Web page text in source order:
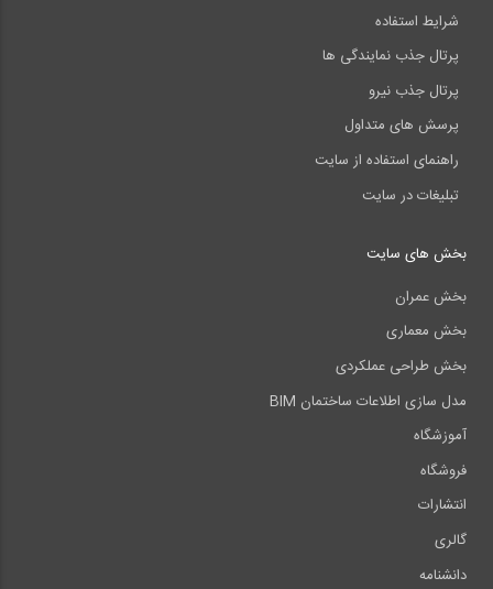
شرایط استفاده
پرتال جذب نمایندگی ها
پرتال جذب نیرو
پرسش های متداول
راهنمای استفاده از سایت
تبلیغات در سایت
بخش های سایت
بخش عمران
بخش معماری
بخش طراحی عملکردی
مدل سازی اطلاعات ساختمان BIM
آموزشگاه
فروشگاه
انتشارات
گالری
دانشنامه